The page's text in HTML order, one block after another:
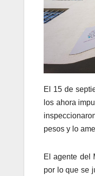
El 15 de
los ahora
pesos y lo
El agente del
por lo que se